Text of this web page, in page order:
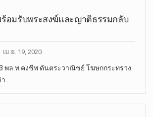
ร้อมรับพระสงฆ์และญาติธรรมกลับ
เม.ย. 19, 2020
พล.ท.คงชีพ ตันตระวาณิชย์ โฆษกกระทรวง
า…